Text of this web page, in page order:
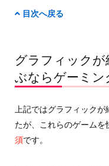
目次へ戻る
グラフィックが
ぶならゲーミン
上記ではグラフィック
たが、これらのゲームを
須です。